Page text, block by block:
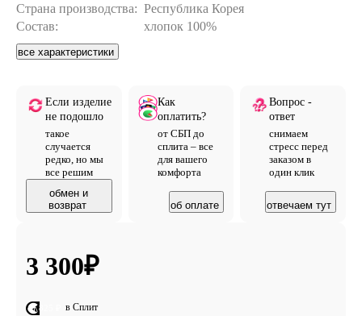
Страна производства: Республика Корея
Состав:
хлопок 100%
все характеристики
Если изделие
не подошло
такое
случается
редко, но мы
все решим
обмен и
возврат
Как
оплатить?
от СБП до
сплита – все
для вашего
комфорта
об оплате
Вопрос -
ответ
снимаем
стресс перед
заказом в
один клик
отвечаем тут
3 300₽
от 825 ₽ в Сплит